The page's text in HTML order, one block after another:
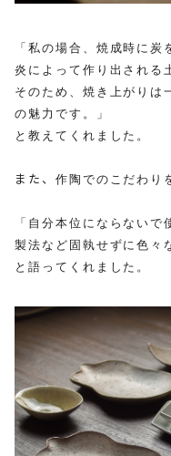
「私の場合、焼成時に炭
炎によって作り出される
そのため、焼き上がりは
の魅力です。」
と教えてくれました。
また、 作陶でのこだわり
「自分本位にならないで
製法など固執せずに色々
と語ってくれました。